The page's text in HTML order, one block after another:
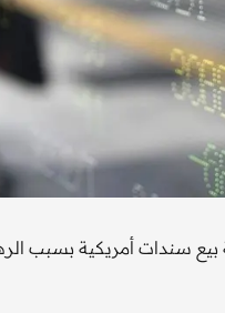
بيع سندات أمريكية بسبب